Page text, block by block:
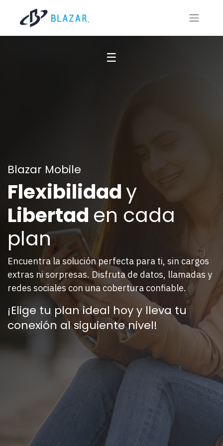
☰
Planes
Compatibilidad
Blazar Mobile
Flexibilidady
Libertad en cada
plan
Encuentra la solución perfecta para ti, sin cargos
extras ni sorpresas. Disfruta de datos, llamadas y
redes sociales con una cobertura confiable.
¡Elige tu plan ideal hoy y lleva tu
conexión al siguiente nivel!